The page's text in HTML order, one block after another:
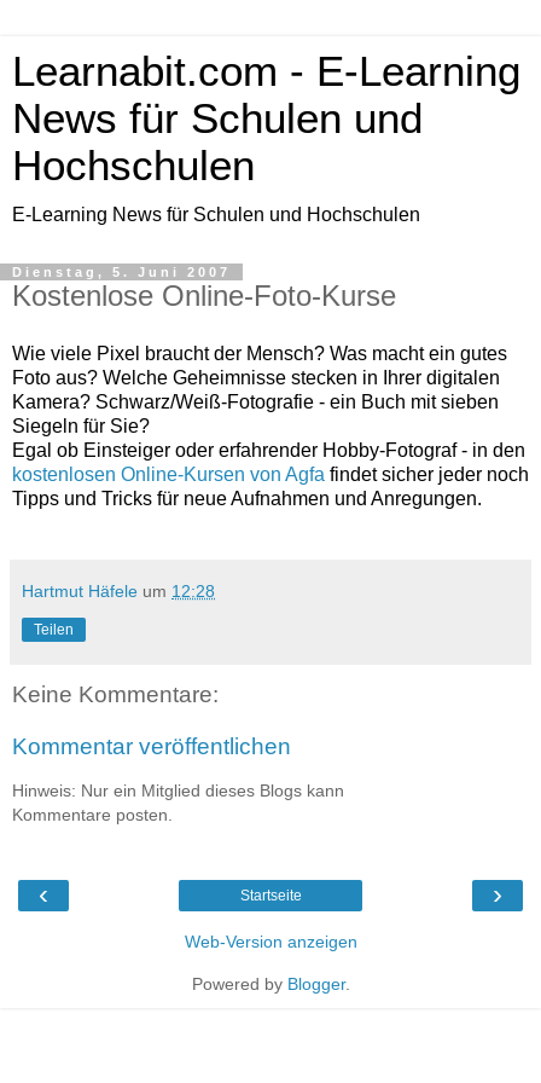
Learnabit.com - E-Learning
News für Schulen und
Hochschulen
E-Learning News für Schulen und Hochschulen
Dienstag, 5. Juni 2007
Kostenlose Online-Foto-Kurse
Wie viele Pixel braucht der Mensch? Was macht ein gutes
Foto aus? Welche Geheimnisse stecken in Ihrer digitalen
Kamera? Schwarz/Weiß-Fotografie - ein Buch mit sieben
Siegeln für Sie?
Egal ob Einsteiger oder erfahrender Hobby-Fotograf - in den
kostenlosen Online-Kursen von Agfa findet sicher jeder noch
Tipps und Tricks für neue Aufnahmen und Anregungen.
Hartmut Häfele um 12:28
Teilen
Keine Kommentare:
Kommentar veröffentlichen
Hinweis: Nur ein Mitglied dieses Blogs kann
Kommentare posten.
‹ ›
Startseite
Web-Version anzeigen
Powered by Blogger.